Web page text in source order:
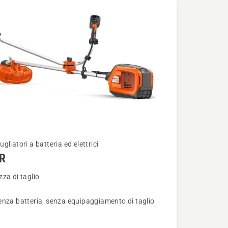
a batteria ed elettrici
di taglio
batteria, senza equipaggiamento di taglio